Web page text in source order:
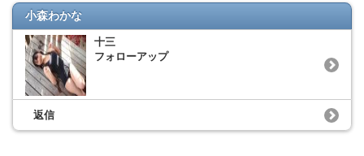
小森わかな
十三
フォローアップ
返信